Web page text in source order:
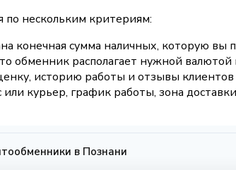
нескольким критериям:
конечная сумма наличных, которую вы
обменник располагает нужной
историю работы и отзывы клиентов
или курьер, график работы, зона
в Познани